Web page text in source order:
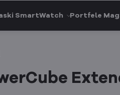
SmartWatch Portfele